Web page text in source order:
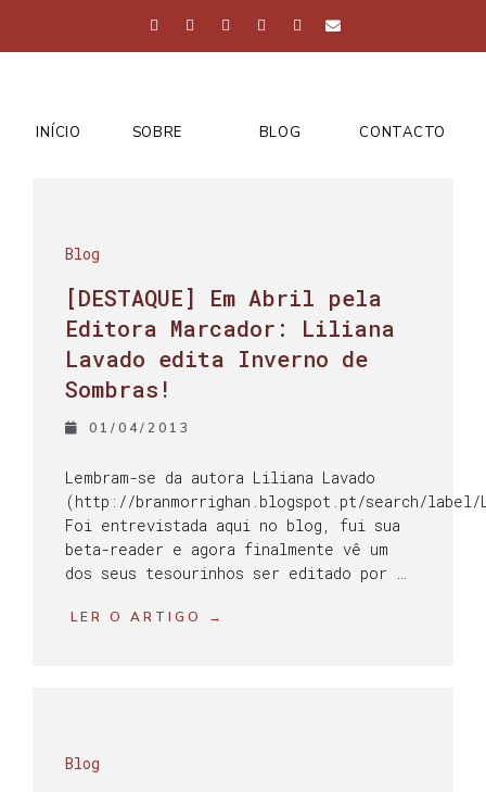
INÍCIO SOBRE BLOG CONTACTO
Blog
[DESTAQUE] Em Abril pela
Editora Marcador: Liliana
Lavado edita Inverno de
Sombras!
01/04/2013
Lembram-se da autora Liliana Lavado
(http://branmorrighan.blogspot.pt/search/label/
Foi entrevistada aqui no blog, fui sua
beta-reader e agora finalmente vê um
dos seus tesourinhos ser editado por …
LER O ARTIGO →
Blog